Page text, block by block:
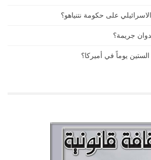
على حكومة نتنياهو؟
جريمة؟
الستين يوماً في أميركا؟